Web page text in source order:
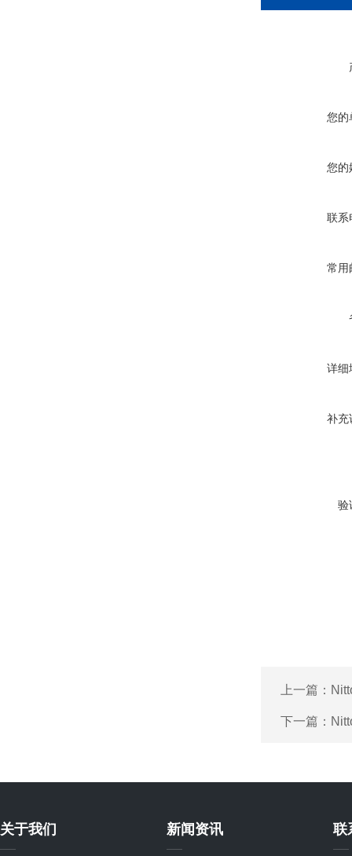
您的
您的
联系
常用
详细
补充
验
上一篇：
下一篇：
关于我们 新闻资讯 联